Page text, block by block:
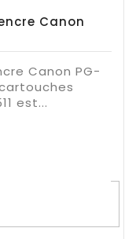
Canon
Canon PG-
est...